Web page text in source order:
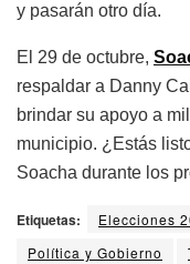
y pasarán otro día.
El 29 de octubre,
respaldar a Danny
brindar su apoyo a
municipio. ¿Estás
Soacha durante los
Etiquetas: Elecciones
Política y Gobierno